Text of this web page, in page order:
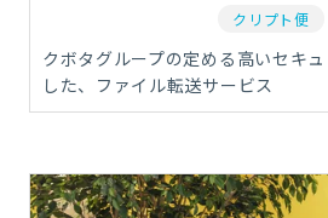
クリプト便
クボタグループの定める高いセキ
した、ファイル転送サービス